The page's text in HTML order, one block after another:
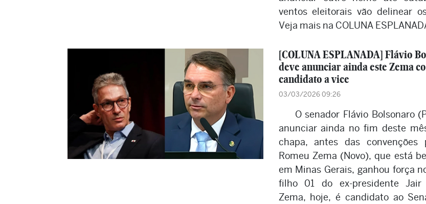
ventos eleitorais vão delinear
Veja mais na COLUNA
[COLUNA ESPLANADA] Flávio
deve anunciar ainda este Zema
candidato a vice
03/03/2026 09:26
O senador Flávio Bolsonaro
anunciar ainda no fim deste
chapa, antes das convenções
Romeu Zema (Novo), que está
em Minas Gerais, ganhou força
filho 01 do ex-presidente Jair
Zema, hoje, é candidato ao